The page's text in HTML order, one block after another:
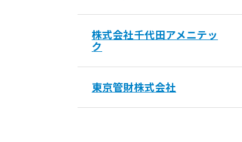
株式会社千代田アメニテッ
ク
東京管財株式会社